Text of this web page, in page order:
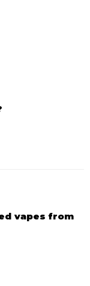
vapes from